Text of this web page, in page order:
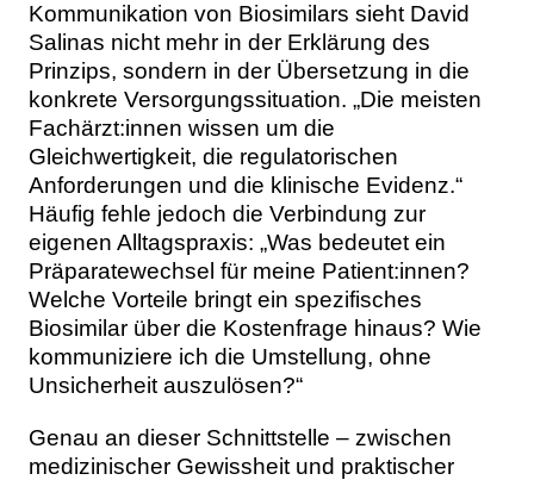
Kommunikation von Biosimilars sieht David
Salinas nicht mehr in der Erklärung des
Prinzips, sondern in der Übersetzung in die
konkrete Versorgungssituation. „Die meisten
Fachärzt:innen wissen um die
Gleichwertigkeit, die regulatorischen
Anforderungen und die klinische Evidenz.“
Häufig fehle jedoch die Verbindung zur
eigenen Alltagspraxis: „Was bedeutet ein
Präparatewechsel für meine Patient:innen?
Welche Vorteile bringt ein spezifisches
Biosimilar über die Kostenfrage hinaus? Wie
kommuniziere ich die Umstellung, ohne
Unsicherheit auszulösen?“
Genau an dieser Schnittstelle – zwischen
medizinischer Gewissheit und praktischer